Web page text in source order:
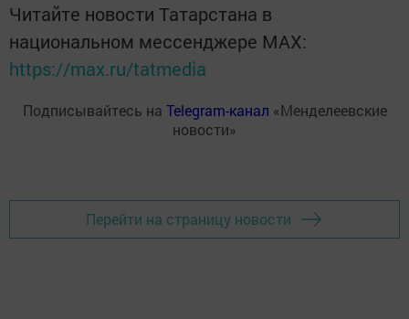
Читайте новости Татарстана в
национальном мессенджере MАХ:
https://max.ru/tatmedia
Подписывайтесь на Telegram-канал «Менделеевские
новости»
Перейти на страницу новости